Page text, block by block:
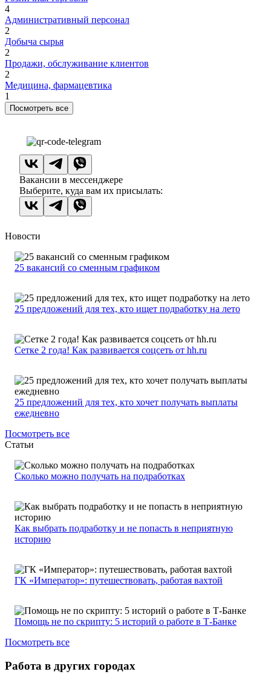
4
Административный персонал
2
Добыча сырья
2
Продажи, обслуживание клиентов
2
Медицина, фармацевтика
1
Посмотреть все
Вакансии в мессенджере
Выберите, куда вам их присылать:
Новости
25 вакансий со сменным графиком
25 предложений для тех, кто ищет подработку на лето
Сетке 2 года! Как развивается соцсеть от hh.ru
25 предложений для тех, кто хочет получать выплаты
ежедневно
Посмотреть все
Статьи
Сколько можно получать на подработках
Как выбрать подработку и не попасть в неприятную
историю
ГК «Император»: путешествовать, работая вахтой
Помощь не по скрипту: 5 историй о работе в Т-Банке
Посмотреть все
Работа в других городах